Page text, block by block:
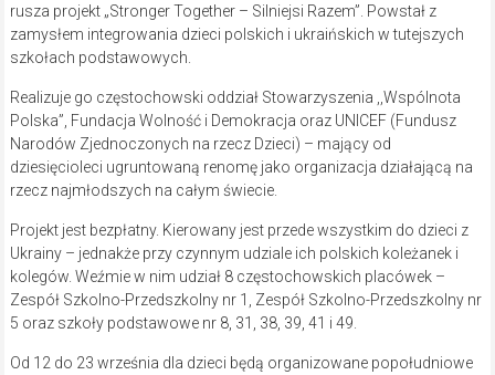
rusza projekt „Stronger Together – Silniejsi Razem”. Powstał z
zamysłem integrowania dzieci polskich i ukraińskich w tutejszych
szkołach podstawowych.
Realizuje go częstochowski oddział Stowarzyszenia ,,Wspólnota
Polska”, Fundacja Wolność i Demokracja oraz UNICEF (Fundusz
Narodów Zjednoczonych na rzecz Dzieci) – mający od
dziesięcioleci ugruntowaną renomę jako organizacja działającą na
rzecz najmłodszych na całym świecie.
Projekt jest bezpłatny. Kierowany jest przede wszystkim do dzieci z
Ukrainy – jednakże przy czynnym udziale ich polskich koleżanek i
kolegów. Weźmie w nim udział 8 częstochowskich placówek –
Zespół Szkolno-Przedszkolny nr 1, Zespół Szkolno-Przedszkolny nr
5 oraz szkoły podstawowe nr 8, 31, 38, 39, 41 i 49.
Od 12 do 23 września dla dzieci będą organizowane popołudniowe